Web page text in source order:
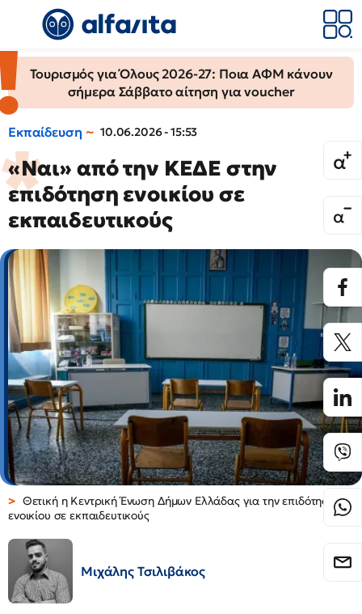
Τουρισμός για Όλους 2026-27: Ποια ΑΦΜ κάνουν
σήμερα Σάββατο αίτηση για voucher
Εκπαίδευση 10.06.2026 - 15:53
«Ναι» από την ΚΕΔΕ στην
επιδότηση ενοικίου σε
εκπαιδευτικούς
Θετική η Κεντρική Ένωση Δήμων Ελλάδας για την επιδότηση
ενοικίου σε εκπαιδευτικούς
Μιχάλης Τσιλιβάκος